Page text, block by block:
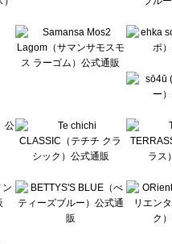
）のボトムス一覧